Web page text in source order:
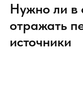
Нужно ли в
отражать
источники